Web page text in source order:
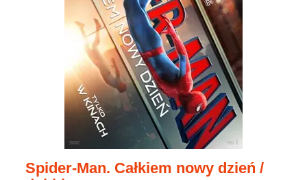
Spider-Man. Całkiem nowy dzień /